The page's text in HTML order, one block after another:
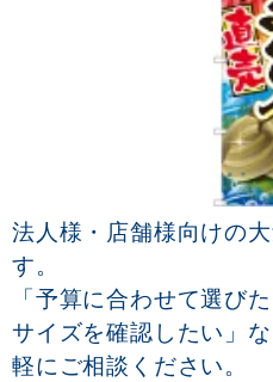
法人様・店舗様向けの
す。
「予算に合わせて選び
サイズを確認したい」
軽にご相談ください。